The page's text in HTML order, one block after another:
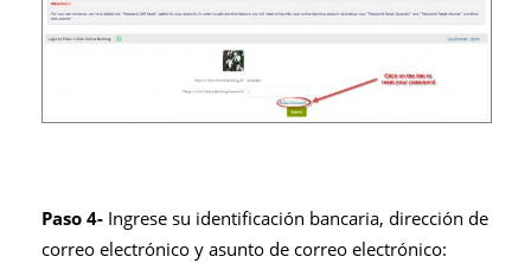
Paso 4- Ingrese su identificación bancaria, dirección de
correo electrónico y asunto de correo electrónico: